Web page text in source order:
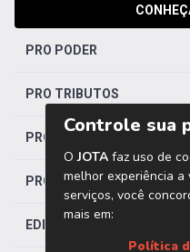
PRO PODER
PRO TRIBUTOS
PRO TRABALHISTA
PRO SAÚDE
EDITORIAS